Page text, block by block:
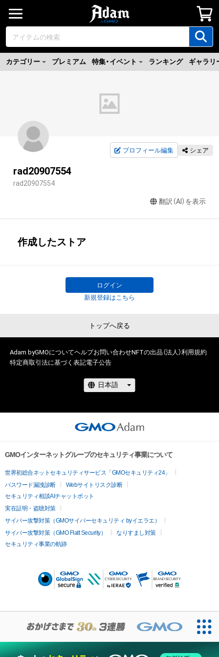
カテゴリー プレミアム 特集・イベント ランキング ギャラリ
プロフィール編集 シェア
rad20907554
rad20907554
翻訳（AI）を表示
作成したストア
ログイン
新規登録はこちら
トップへ戻る
Adam byGMOについてヘルプお問い合わせNFTの出品（法人）利用規約
特定商取引法に基づく表記電子公告
GMOインターネットグループのセキュリティ事業について
世界初総合ネットセキュリティサービス「GMOセキュリティ24」
パスワード漏洩診断
Webサイトリスク診断
セキュリティ相談AIチャットボット
実在証明・盗聴対策
サイバー攻撃対策（GMOサイバーセキュリティ byイエラエ）
サイバー攻撃対策（GMO Flatt Security）
なりすまし対策
セキュリティ事業の軌跡